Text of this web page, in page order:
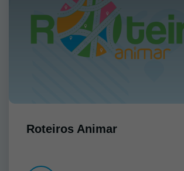
Roteiros Animar